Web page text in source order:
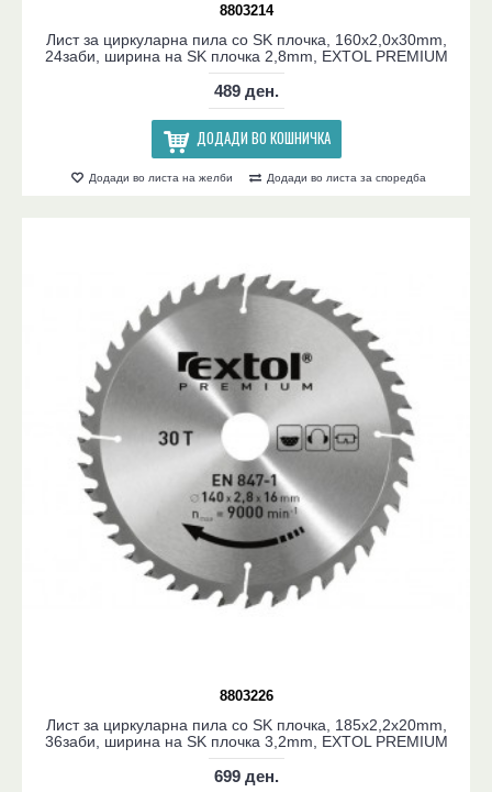
8803214
Лист за циркуларна пила со SK плочка, 160x2,0x30mm,
24заби, ширина на SK плочка 2,8mm, EXTOL PREMIUM
489 ден.
ДОДАДИ ВО КОШНИЧКА
Додади во листа на желби Додади во листа за споредба
8803226
Лист за циркуларна пила со SK плочка, 185x2,2x20mm,
36заби, ширина на SK плочка 3,2mm, EXTOL PREMIUM
699 ден.